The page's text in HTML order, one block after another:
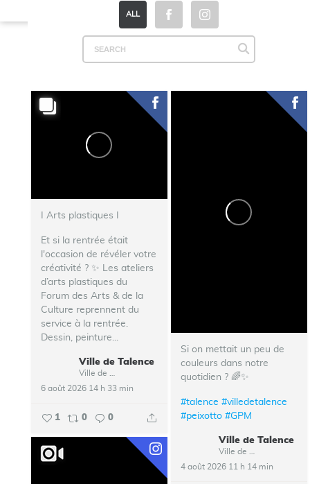
ALL
I Arts plastiques I
Et si la rentrée était
l'occasion de révéler votre
créativité ? ✨ Les ateliers
d’arts plastiques du
Forum des Arts & de la
Culture reprennent du
service à la rentrée.
Dessin, peinture...
Ville de Talence
6 août 2026 14 h 33 min
1 0 0
Si on mettait un peu de
couleurs dans notre
quotidien ? 🌈✨
#talence #villedetalence
#peixotto #GPM
Ville de Talence
4 août 2026 11 h 14 min